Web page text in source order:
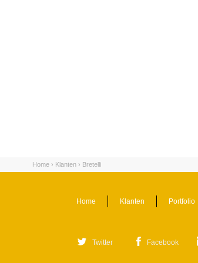
Home› Klanten› Bretelli
Home Klanten Portfolio
Twitter Facebook